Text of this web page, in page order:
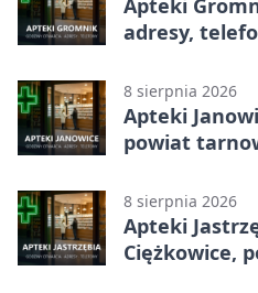
adresy,
8 sierpnia 2026
Apteki
powiat
8 sierpnia 2026
Apteki
Ciężkowice,